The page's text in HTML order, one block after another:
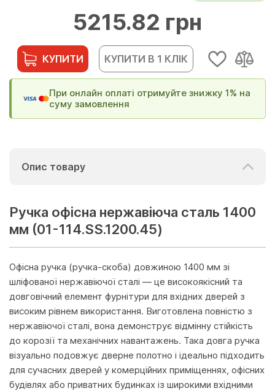
5215.82 грн
КУПИТИ КУПИТИ В 1 КЛІК
При онлайн оплаті отримуйте знижку 1% на
суму замовлення
Опис товару
Ручка офісна нержавіюча сталь 1400
мм (01-114.SS.1200.45)
Офісна ручка (ручка-скоба) довжиною 1400 мм зі
шліфованої нержавіючої сталі — це високоякісний та
довговічний елемент фурнітури для вхідних дверей з
високим рівнем використання. Виготовлена повністю з
нержавіючої сталі, вона демонструє відмінну стійкість
до корозії та механічних навантажень. Така довга ручка
візуально подовжує дверне полотно і ідеально підходить
для сучасних дверей у комерційних приміщеннях, офісних
будівлях або приватних будинках із широкими вхідними